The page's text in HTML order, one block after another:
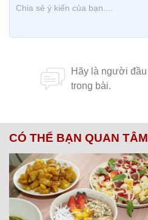
CÓ THỂ BẠN QUAN TÂM